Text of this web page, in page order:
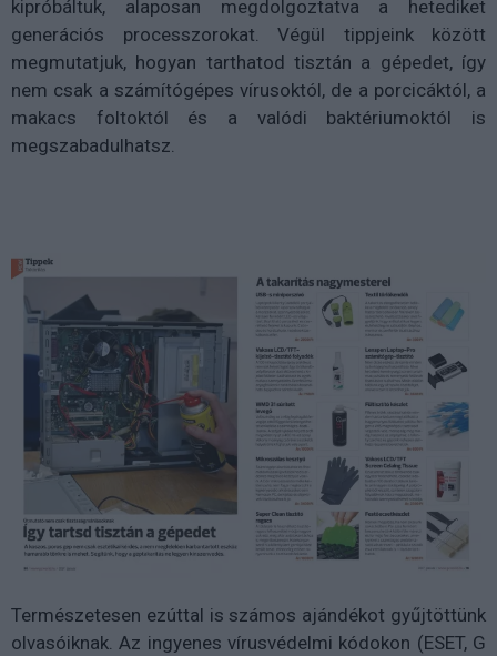
kipróbáltuk, alaposan megdolgoztatva a hetediket
generációs processzorokat. Végül tippjeink között
megmutatjuk, hogyan tarthatod tisztán a gépedet, így
nem csak a számítógépes vírusoktól, de a porcicáktól, a
makacs foltoktól és a valódi baktériumoktól is
megszabadulhatsz.
Természetesen ezúttal is számos ajándékot gyűjtöttünk
olvasóiknak. Az ingyenes vírusvédelmi kódokon (ESET, G